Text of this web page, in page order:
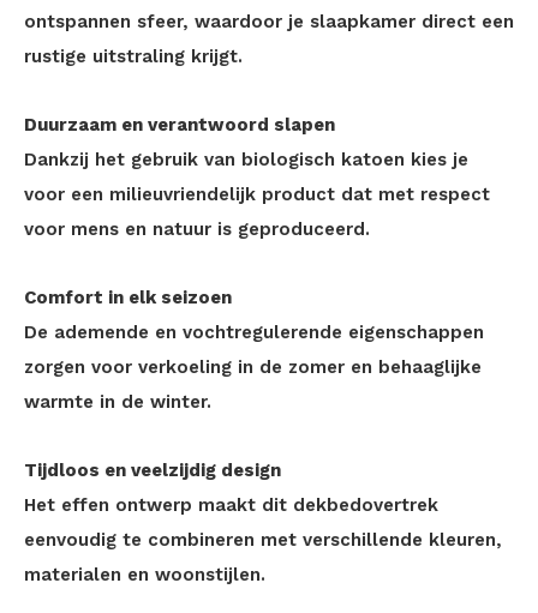
ontspannen sfeer, waardoor je slaapkamer direct een
rustige uitstraling krijgt.
Duurzaam en verantwoord slapen
Dankzij het gebruik van biologisch katoen kies je
voor een milieuvriendelijk product dat met respect
voor mens en natuur is geproduceerd.
Comfort in elk seizoen
De ademende en vochtregulerende eigenschappen
zorgen voor verkoeling in de zomer en behaaglijke
warmte in de winter.
Tijdloos en veelzijdig design
Het effen ontwerp maakt dit dekbedovertrek
eenvoudig te combineren met verschillende kleuren,
materialen en woonstijlen.